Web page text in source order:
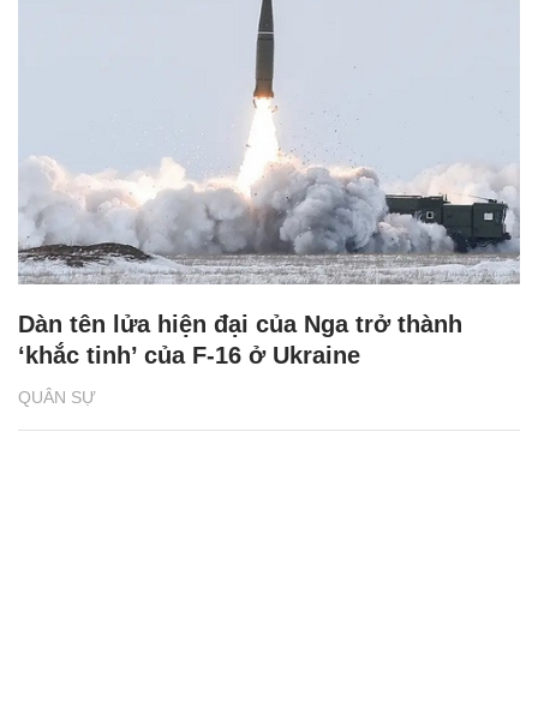
QUÂN SỰ
Dàn tên lửa hiện đại của Nga trở thành
‘khắc tinh’ của F-16 ở Ukraine